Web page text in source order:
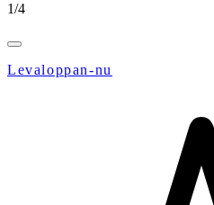
1/4
Levaloppan-nu